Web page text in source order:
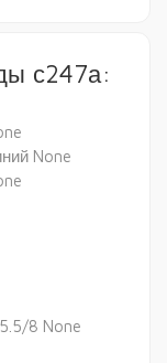
с247а:
None
8 None